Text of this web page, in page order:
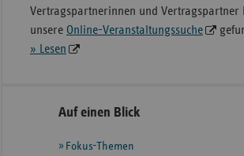
Vertragspartnerinnen und Vertragspartner
unsere Online-Veranstaltungssuche
» Lesen
Seitennavigation
Seitenleiste
weiteren
Auf einen Blick
Fokus-Themen